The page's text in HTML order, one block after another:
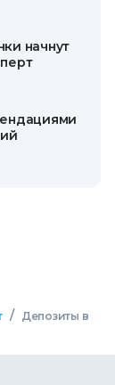
начнут
/
Депозиты в